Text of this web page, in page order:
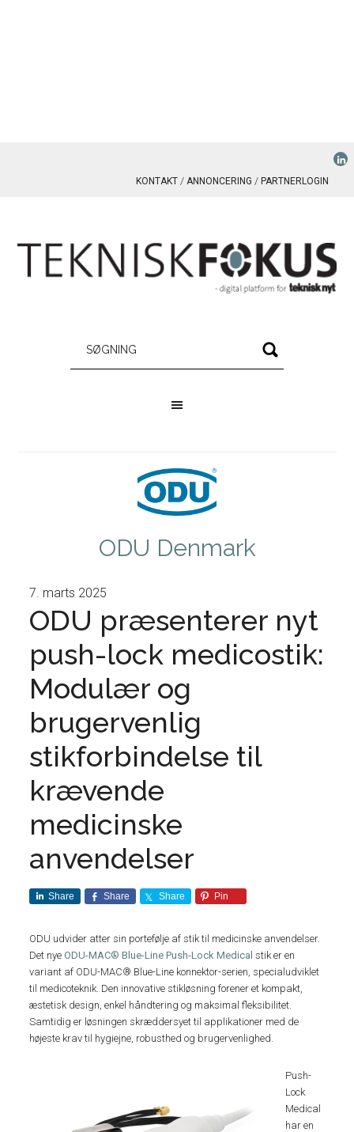
KONTAKT ANNONCERING PARTNERLOGIN
ODU Denmark
7. marts 2025
ODU præsenterer nyt
push-lock medicostik:
Modulær og
brugervenlig
stikforbindelse til
krævende
medicinske
anvendelser
Share Share Share Pin
ODU udvider atter sin portefølje af stik til medicinske anvendelser.
Det nyeODU-MAC® Blue-Line Push-Lock Medical stik er en
variant af ODU-MAC® Blue-Line konnektor-serien, specialudviklet
til medicoteknik. Den innovative stikløsning forener et kompakt,
æstetisk design, enkel håndtering og maksimal fleksibilitet.
Samtidig er løsningen skræddersyet til applikationer med de
højeste krav til hygiejne, robusthed og brugervenlighed.
Push-
Lock
Medical
har en